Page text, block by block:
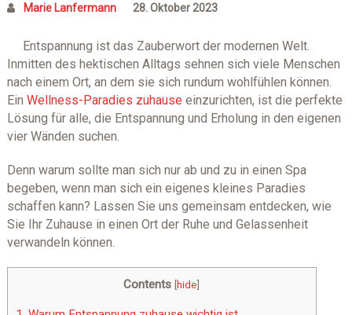
Marie Lanfermann 28. Oktober 2023
Entspannung ist das Zauberwort der modernen Welt.
Inmitten des hektischen Alltags sehnen sich viele Menschen
nach einem Ort, an dem sie sich rundum wohlfühlen können.
Ein Wellness-Paradies zuhause einzurichten, ist die perfekte
Lösung für alle, die Entspannung und Erholung in den eigenen
vier Wänden suchen.
Denn warum sollte man sich nur ab und zu in einen Spa
begeben, wenn man sich ein eigenes kleines Paradies
schaffen kann? Lassen Sie uns gemeinsam entdecken, wie
Sie Ihr Zuhause in einen Ort der Ruhe und Gelassenheit
verwandeln können.
Contents [hide]